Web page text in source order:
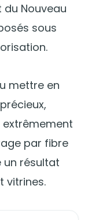
du Nouveau
sous
mettre en
par fibre
un résultat
vitrines.